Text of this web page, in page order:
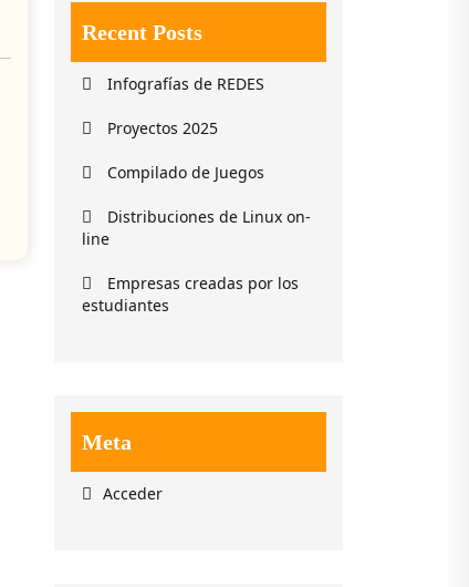
Recent Posts
Infografías de REDES
Proyectos 2025
Compilado de Juegos
Distribuciones de Linux on-
line
Empresas creadas por los
estudiantes
Meta
Acceder